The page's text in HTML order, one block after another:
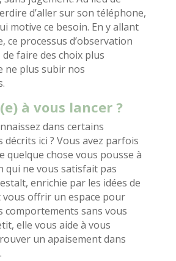
d’aller sur son téléphone,
motive ce besoin. En y allant
ce processus d’observation
faire des choix plus
ne plus subir nos
à vous lancer ?
dans certains
ici ? Vous avez parfois
quelque chose vous pousse à
qui ne vous satisfait pas
enrichie par les idées de
vous offrir un espace pour
comportements sans vous
elle vous aide à vous
un apaisement dans